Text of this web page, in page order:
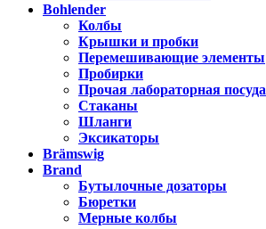
Bohlender
Колбы
Крышки и пробки
Перемешивающие элементы
Пробирки
Прочая лабораторная посуда
Стаканы
Шланги
Эксикаторы
Brämswig
Brand
Бутылочные дозаторы
Бюретки
Мерные колбы